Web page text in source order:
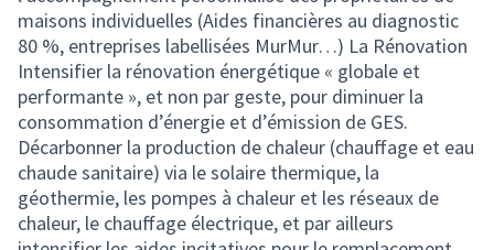
maisons individuelles (Aides financières au diagnostic
80 %, entreprises labellisées MurMur…) La Rénovation
Intensifier la rénovation énergétique « globale et
performante », et non par geste, pour diminuer la
consommation d’énergie et d’émission de GES.
Décarbonner la production de chaleur (chauffage et eau
chaude sanitaire) via le solaire thermique, la
géothermie, les pompes à chaleur et les réseaux de
chaleur, le chauffage électrique, et par ailleurs